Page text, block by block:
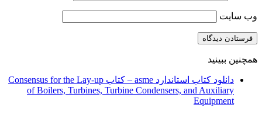
وب‌ سایت
همچنین ببینید
دانلود کتاب استاندارد asme – کتاب Consensus for the Lay-up
of Boilers, Turbines, Turbine Condensers, and Auxiliary
Equipment